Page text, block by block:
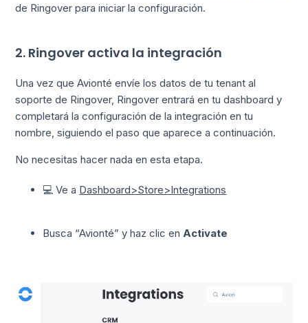
de Ringover para iniciar la configuración.
2. Ringover activa la integración
Una vez que Avionté envíe los datos de tu tenant al
soporte de Ringover, Ringover entrará en tu dashboard y
completará la configuración de la integración en tu
nombre, siguiendo el paso que aparece a continuación.
No necesitas hacer nada en esta etapa.
💻 Ve a Dashboard>Store>Integrations
Busca “Avionté” y haz clic en Activate